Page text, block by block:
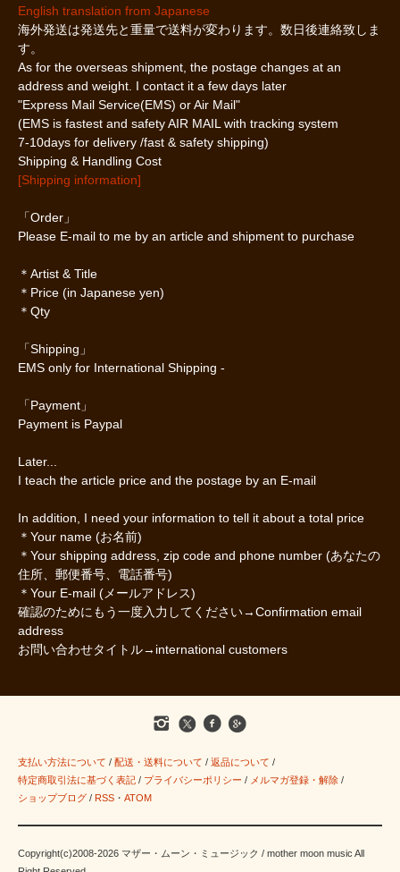
English translation from Japanese
海外発送は発送先と重量で送料が変わります。数日後連絡致しま
す。
As for the overseas shipment, the postage changes at an
address and weight. I contact it a few days later
"Express Mail Service(EMS) or Air Mail"
(EMS is fastest and safety AIR MAIL with tracking system
7-10days for delivery /fast & safety shipping)
Shipping & Handling Cost
[Shipping information]
「Order」
Please E-mail to me by an article and shipment to purchase
＊Artist & Title
＊Price (in Japanese yen)
＊Qty
「Shipping」
EMS only for International Shipping -
「Payment」
Payment is Paypal
Later...
I teach the article price and the postage by an E-mail
In addition, I need your information to tell it about a total price
＊Your name (お名前)
＊Your shipping address, zip code and phone number (あなたの
住所、郵便番号、電話番号)
＊Your E-mail (メールアドレス)
確認のためにもう一度入力してください→Confirmation email
address
お問い合わせタイトル→international customers
支払い方法について / 配送・送料について / 返品について /
特定商取引法に基づく表記 / プライバシーポリシー / メルマガ登録・解除 /
ショップブログ / RSS ・ ATOM
Copyright(c)2008-2026 マザー・ムーン・ミュージック / mother moon music All